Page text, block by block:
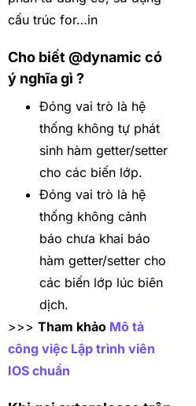
cấu trúc for…in
Cho biết @dynamic có
ý nghĩa gì ?
Đóng vai trò là hệ
thống không tự phát
sinh hàm getter/setter
cho các biến lớp.
Đóng vai trò là hệ
thống không cảnh
báo chưa khai báo
hàm getter/setter cho
các biến lớp lúc biên
dịch.
>>> Tham khảo Mô tả
công việc Lập trình viên
IOS chuẩn